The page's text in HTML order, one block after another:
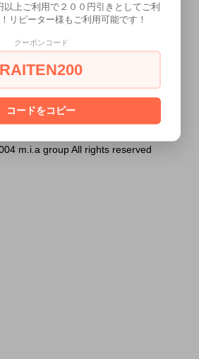
ません。
たは18歳以上ですか？
はい ] [ いいえ ]
m.i.a group All rights reserved
以上ご利用で２００円引きとしてご利
リピーター様もご利用可能です！
クーポンコード
RAITEN200
コードをコピー